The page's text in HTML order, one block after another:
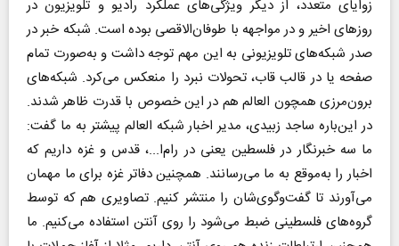
زوایای متعدد، از دیگر ویژگی‌های عملکرد رادیو و تلویزیون در
روزهای اخیر و در مواجهه با طوفان‌الاقصی بوده است. شبکه خبر در
صدر شبکه‌های تلویزیونی به این مهم توجه داشت و به‌صورت تمام
صفحه یا در قالب قاب، تحولات نبرد را منعکس می‌کرد. شبکه‌های
برون‌مرزی همچون العالم هم در این خصوص با قدرت ظاهر شدند.
در این‌باره ساجد زبیدی، مدیر اخبار شبکه العالم پیشتر به ما گفت:
ما سه خبرنگار در فلسطین یعنی در رام‌ا...، قدس و غزه داریم که
اخبار را به‌موقع به ما می‌رسانند. همچنین دفاتر غزه برای ما مهمان
می‌آورند تا گفت‌وگوی‌شان را منتشر کنیم. تصاویری هم که توسط
گروه‌های فلسطینی ضبط می‌شود را روی آنتن استفاده می‌کنیم. ما